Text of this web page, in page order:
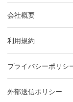
会社概要
利用規約
プライバシーポリシ
外部送信ポリシー